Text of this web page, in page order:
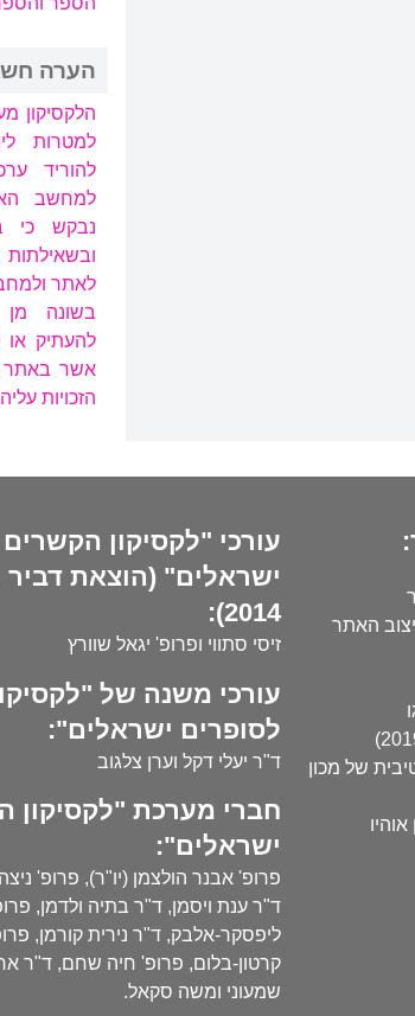
הערה
הלקסיקון
למטרות
להוריד
למחשב
נבקש כי
לאתר
בשונה מן
להעתיק
אשר באתר
הזכויות
האתר
של מכון
עורכי "לקסיקון
ישראלים" (הוצאת דביר
2014):
זיסי סתווי ופרופ' יגאל שוורץ
עורכי משנה של
לסופרים ישראלים":
ד"ר יעלי דקל וערן צלגוב
חברי מערכת "לקסיקון
ישראלים":
פרופ' אבנר הולצמן (יו"ר), פרופ'
ד"ר ענת ויסמן, ד"ר בתיה ולדמן,
ליפסקר-אלבק, ד"ר נירית קורמן,
קרטון-בלום, פרופ' חיה שחם, ד"ר
שמעוני ומשה סקאל.